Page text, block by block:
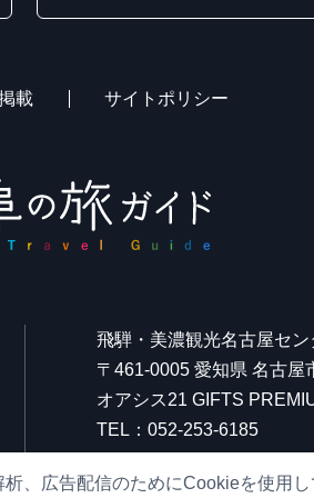
載 サイトポリシー
飛騨・美濃観光名古屋セン
〒461-0005 愛知県 名古屋
オアシス21 GIFTS
TEL：052-253-6185
営業時間：10:00～21:00
、広告配信のためにCookieを使用し